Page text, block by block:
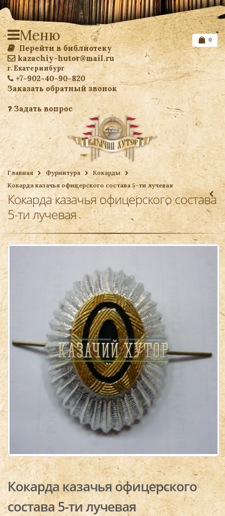
Перейти в библиотеку
kazachiy-hutor@mail.ru
г. Екатеринбург
+7-902-40-90-820
Заказать обратный звонок
Задать вопрос
Список желаемого
Ваша корзина
0
Меню
Главная Фурнитура
Кокарды
Кокарда казачья офицерского состава 5-ти лучевая
Кокарда казачья офицерского состава
5-ти лучевая
Кокарда казачья офицерского
состава 5-ти лучевая